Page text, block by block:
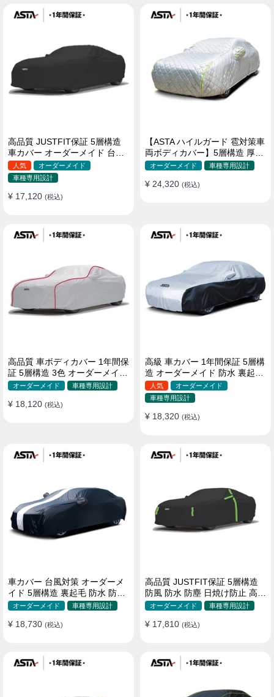
高品質 JUSTFIT保証 5層構造
車カバー オーダーメイド 台風
対策 裏起毛 防水 耐久性 傷保護
人気
オーダーメイド
車種専用設計
¥ 17,120 (税込)
【ASTA ハイルガード 雹対策車
両ボディカバー】5層構造 厚手
オーダーメイド 凍結防止 防雪
ィカバー
オーダーメイド 車種専用設計
¥ 24,320 (税込)
高品質 車ボディカバー 1年間保
証 5層構造 3色 オーダーメイド
裏起毛 防風防水 四季
オーダーメイド 車種専用設計
¥ 18,120 (税込)
高級 車カバー 1年間保証 5層構
造 オーダーメイド 防水 裏起毛
台風対策 黄砂対策 車種専用
人気
オーダーメイド
車種専用設計
¥ 18,320 (税込)
車カバー 台風対策 オーダーメ
イド 5層構造 裏起毛 防水 防雨
軽/普自動車 SUV対応 おすすめ
オーダーメイド 車種専用設計
¥ 18,730 (税込)
高品質 JUSTFIT保証 5層構造
防風 防水 防塵 日焼け防止 高級
ボディカバー
オーダーメイド 車種専用設計
¥ 17,810 (税込)